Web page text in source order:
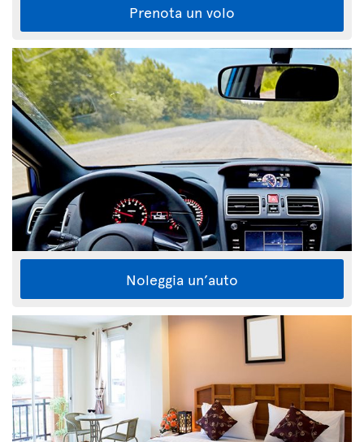
Prenota un volo
Noleggia un’auto